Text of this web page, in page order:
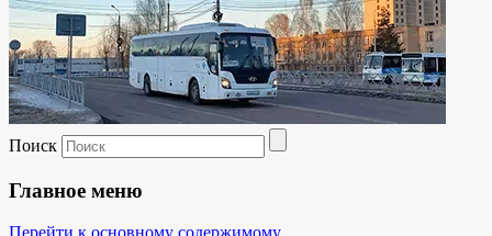
Поиск
Главное меню